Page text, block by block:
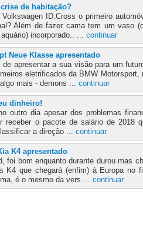
de habitação?
ID.Cross o primeiro
Além de fazer cama tem um vaso
incorporado.. ... continuar
Neue Klasse apresentado
de apresentar a sua visão para um
eletrificados da BMW
mais - demons ... continuar
dinheiro!
outro dia apesar dos problemas
receber o pacote de salário de 2018
a direção ... continuar
K4 apresentado
foi bom enquanto durante durou mas
K4 que chegará (enfim) à Europa no
é o mesmo da vers ... continuar